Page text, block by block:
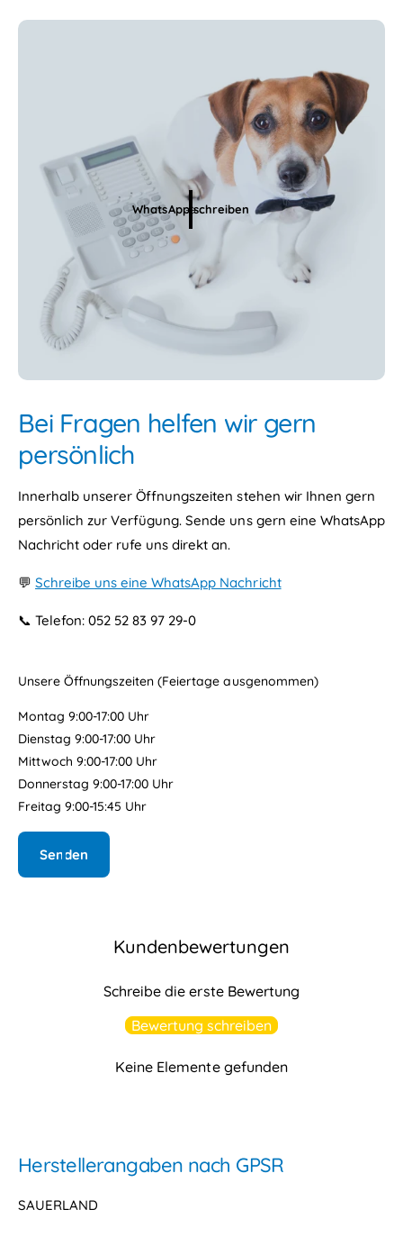
WhatsApp schreiben
Bei Fragen helfen wir gern
persönlich
Innerhalb unserer Öffnungszeiten stehen wir Ihnen gern
persönlich zur Verfügung. Sende uns gern eine WhatsApp
Nachricht oder rufe uns direkt an.
💬Schreibe uns eine WhatsApp Nachricht
📞 Telefon: 052 52 83 97 29-0
Unsere Öffnungszeiten (Feiertage ausgenommen)
Montag 9:00-17:00 Uhr
Dienstag 9:00-17:00 Uhr
Mittwoch 9:00-17:00 Uhr
Donnerstag 9:00-17:00 Uhr
Freitag 9:00-15:45 Uhr
Senden
Kundenbewertungen
Schreibe die erste Bewertung
Bewertung schreiben
Keine Elemente gefunden
Herstellerangaben nach GPSR
SAUERLAND